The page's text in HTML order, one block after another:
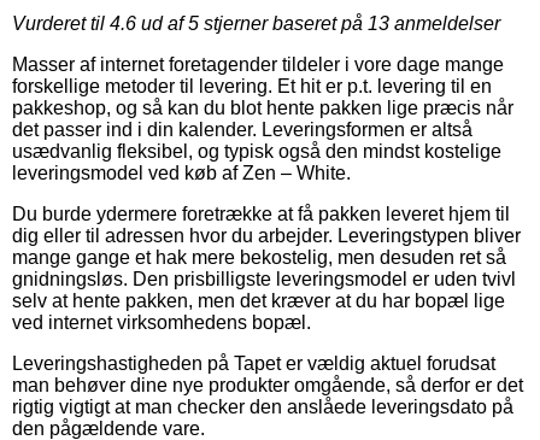
Vurderet til 4.6 ud af 5 stjerner baseret på 13 anmeldelser
Masser af internet foretagender tildeler i vore dage mange
forskellige metoder til levering. Et hit er p.t. levering til en
pakkeshop, og så kan du blot hente pakken lige præcis når
det passer ind i din kalender. Leveringsformen er altså
usædvanlig fleksibel, og typisk også den mindst kostelige
leveringsmodel ved køb af Zen – White.
Du burde ydermere foretrække at få pakken leveret hjem til
dig eller til adressen hvor du arbejder. Leveringstypen bliver
mange gange et hak mere bekostelig, men desuden ret så
gnidningsløs. Den prisbilligste leveringsmodel er uden tvivl
selv at hente pakken, men det kræver at du har bopæl lige
ved internet virksomhedens bopæl.
Leveringshastigheden på Tapet er vældig aktuel forudsat
man behøver dine nye produkter omgående, så derfor er det
rigtig vigtigt at man checker den anslåede leveringsdato på
den pågældende vare.